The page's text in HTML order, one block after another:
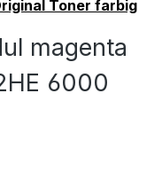
Toner farbig
magenta
6000